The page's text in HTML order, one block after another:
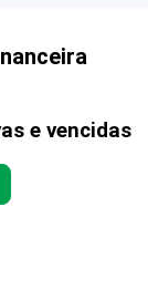
e vencidas